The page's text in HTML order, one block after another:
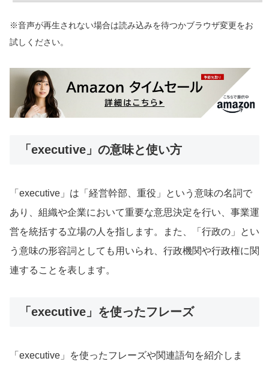
※音声が再生されない場合は読み込みを待つかブラウザ変更をお
試しください。
「executive」の意味と使い方
「executive」は「経営幹部、重役」という意味の名詞で
あり、組織や企業において重要な意思決定を行い、事業運
営を統括する立場の人を指します。また、「行政の」とい
う意味の形容詞としても用いられ、行政機関や行政権に関
連することを表します。
「executive」を使ったフレーズ
「executive」を使ったフレーズや関連語句を紹介しま